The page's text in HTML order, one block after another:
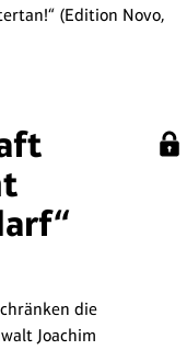
(Edition Novo,
die
Joachim